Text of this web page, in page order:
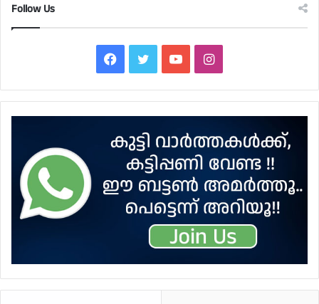
Follow Us
FacebookTwitterYouTubeInstagram